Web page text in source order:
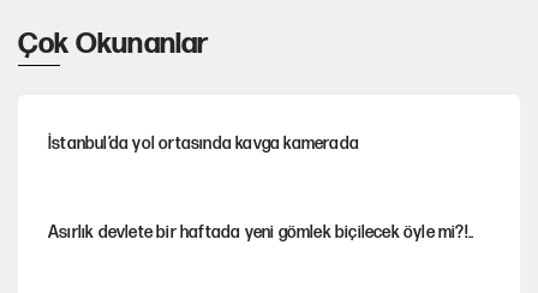
Çok Okunanlar
İstanbul’da yol ortasında kavga kamerada
Asırlık devlete bir haftada yeni gömlek biçilecek öyle mi?!..